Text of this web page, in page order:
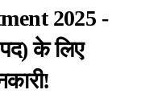
2025 -
के लिए